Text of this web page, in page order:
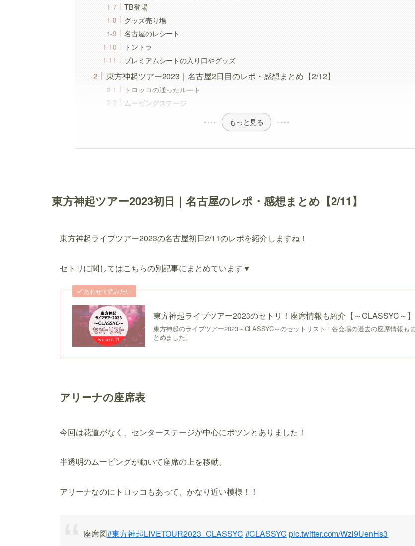
TB登場
グッズ売り場
名古屋のレシート
トントラ
プレミアムシートの入り口やグッズ
東方神起ツアー2023｜名古屋2日目のレポ・感想まとめ【2/12】
トロッコの通ったルート
ムービングステージ
もっと見る
東方神起ツアー2023初日｜名古屋のレポ・感想まとめ【2/11】
東方神起ライブツアー2023の名古屋初日2/11のレポを紹介しますね！
セトリに関してはこちらの別記事にまとめています▼
あわせて読みたい
東方神起ライブツアー2023のセトリ！座席情報も紹介【～CLASSYC～】
東方神起のライブツアー2023～CLASSYC～のセットリスト！各会場の過去の座席情報もま
とめました。
アリーナの座席表
今回は花道がなく、センターステージが中心にポツンとありました！
半透明のムービングが動いて座席の上を移動。
アリーナなのにトロッコもあって、かなり近い模様！！
座席図#東方神起LIVETOUR2023_CLASSYC #CLASSYC pic.twitter.com/Wzl9UenHs3